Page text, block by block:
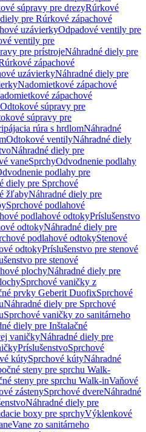
súpravy pre drezyRúrkové
pre Rúrkové zápachové
uzávierkyOdpadové ventily pre
ventily pre
pre prístrojeNáhradné diely pre
zápachové
uzávierkyNáhradné diely pre
Nadomietkové zápachové
zápachové
Odtokové súpravy pre
súpravy pre
rúra s hrdlomNáhradné
Odtokové ventilyNáhradné diely
Náhradné diely pre
vaneSprchyOdvodnenie podlahy
podlahy pre
diely pre Sprchové
žľabyNáhradné diely pre
Sprchové podlahové
podlahové odtokyPríslušenstvo
odtokyNáhradné diely pre
podlahové odtokyStenové
odtokyPríslušenstvo pre stenové
pre stenové
plochyNáhradné diely pre
Sprchové vaničky z
prvky Geberit DuofixSprchové
Náhradné diely pre Sprchové
Sprchové vaničky zo sanitárneho
diely pre Inštalačné
vaničkyNáhradné diely pre
PríslušenstvoSprchové
kútySprchové kútyNáhradné
steny pre sprchu Walk-
steny pre sprchu Walk-inVaňové
zástenySprchové dvereNáhradné
Náhradné diely pre
boxy pre sprchyVýklenkové
Vane zo sanitárneho